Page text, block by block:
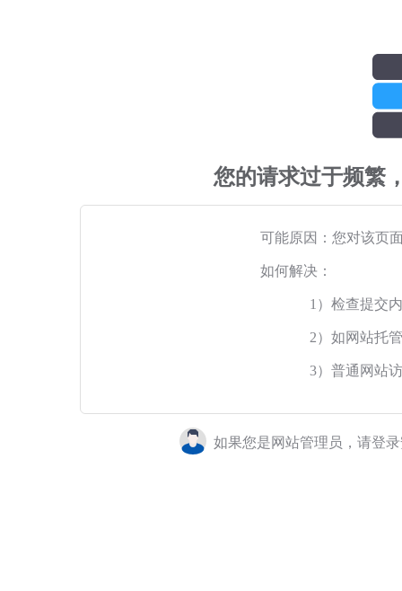
您的请求过于频繁
可能原因：您对该页
如何解决：
1）检查提交
2）如网站托
3）普通网站
如果您是网站管理员，请登